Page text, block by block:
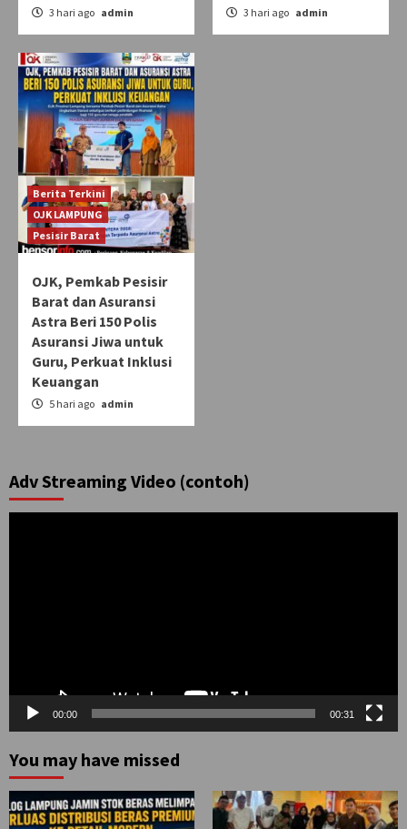
3 hari ago admin 3 hari ago admin
Berita Terkini
OJK LAMPUNG
Pesisir Barat
OJK, Pemkab Pesisir
Barat dan Asuransi
Astra Beri 150 Polis
Asuransi Jiwa untuk
Guru, Perkuat Inklusi
Keuangan
5 hari ago admin
Adv Streaming Video (contoh)
00:00 00:31
You may have missed